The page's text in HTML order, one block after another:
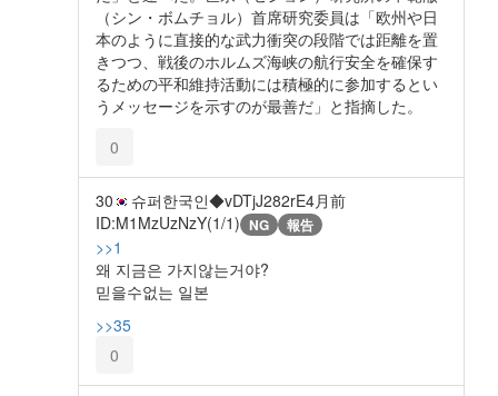
（シン・ボムチョル）首席研究委員は「欧州や日
本のように直接的な武力衝突の段階では距離を置
きつつ、戦後のホルムズ海峡の航行安全を確保す
るための平和維持活動には積極的に参加するとい
うメッセージを示すのが最善だ」と指摘した。
0
30 슈퍼한국인◆vDTjJ282rE4月前
ID:M1MzUzNzY(1/1) NG 報告
>>1
왜 지금은 가지않는거야?
믿을수없는 일본
>>35
0